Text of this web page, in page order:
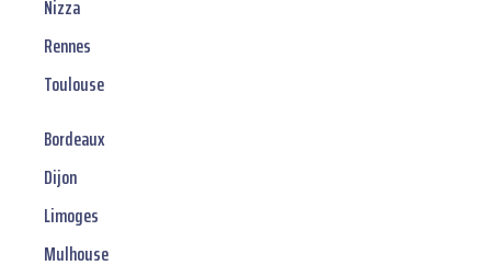
Nizza
Rennes
Toulouse
Bordeaux
Dijon
Limoges
Mulhouse